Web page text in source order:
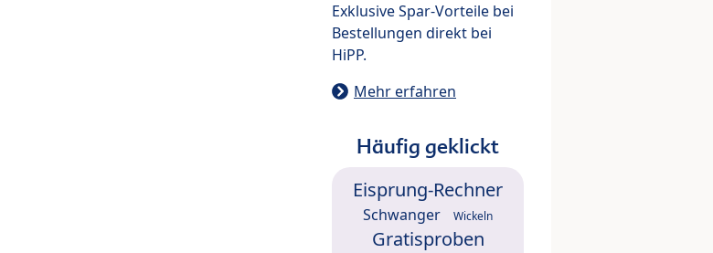
Exklusive Spar-Vorteile bei
Bestellungen direkt bei
HiPP.
Mehr erfahren
Häufig geklickt
Eisprung-Rechner
Schwanger Wickeln
Gratisproben